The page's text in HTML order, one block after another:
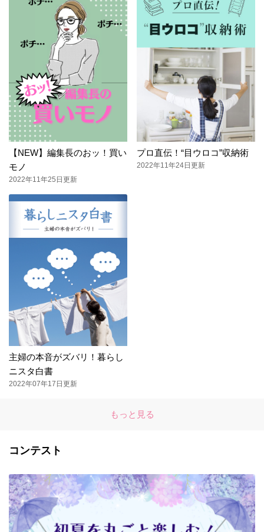
【NEW】編集長のおッ！買い
モノ
2022年11年25日更新
プロ直伝！“目ウロコ”収納術
2022年11年24日更新
主婦の本音がズバリ！暮らし
ニスタ白書
2022年07年17日更新
もっと見る
コンテスト